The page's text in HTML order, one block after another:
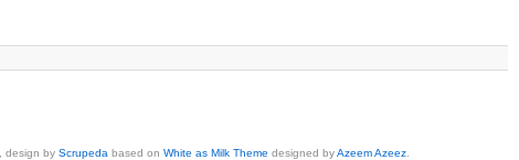
, design byScrupeda based onWhite as Milk Theme designed byAzeem Azeez